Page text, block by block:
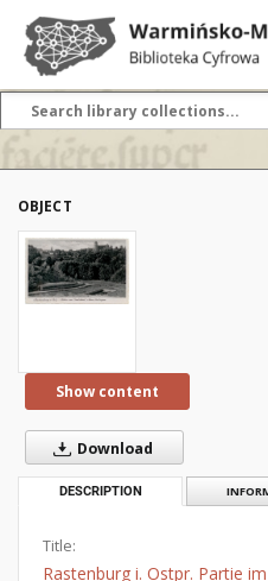
OBJECT
Show content
Download
DESCRIPTION
Title:
Rastenburg i. Ostpr. Partie